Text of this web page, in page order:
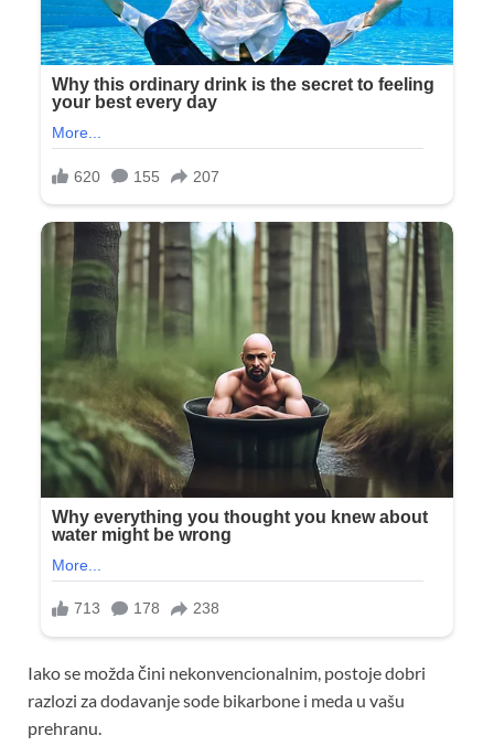
Iako se možda čini nekonvencionalnim, postoje dobri
razlozi za dodavanje sode bikarbone i meda u vašu
prehranu.